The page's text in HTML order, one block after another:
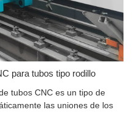
para tubos tipo rodillo
tubos CNC es un tipo de
las uniones de los